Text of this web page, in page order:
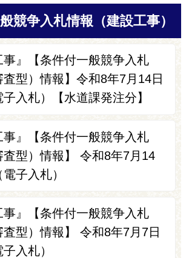
競争入札情報（建設工事）
事』【条件付一般競争入札
査型）情報】令和8年7月14日
入札）【水道課発注分】
事』【条件付一般競争入札
査型）情報】 令和8年7月14
子入札）
事』【条件付一般競争入札
査型）情報】 令和8年7月7日
入札）